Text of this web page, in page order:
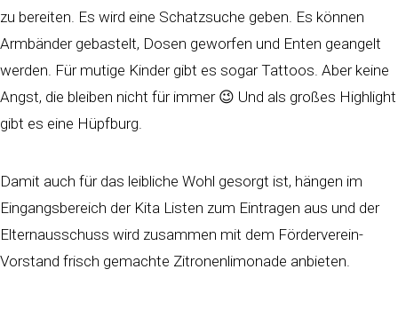
zu bereiten. Es wird eine Schatzsuche geben. Es können
Armbänder gebastelt, Dosen geworfen und Enten geangelt
werden. Für mutige Kinder gibt es sogar Tattoos. Aber keine
Angst, die bleiben nicht für immer 😉 Und als großes Highlight
gibt es eine Hüpfburg.
Damit auch für das leibliche Wohl gesorgt ist, hängen im
Eingangsbereich der Kita Listen zum Eintragen aus und der
Elternausschuss wird zusammen mit dem Förderverein-
Vorstand frisch gemachte Zitronenlimonade anbieten.